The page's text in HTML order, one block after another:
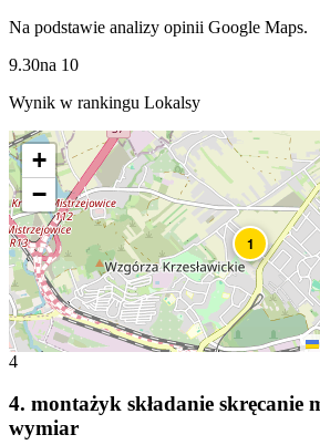
Na podstawie analizy opinii Google Maps.
9.30na 10
Wynik w rankingu Lokalsy
1
+
−
4
4. montażyk składanie skręcanie
wymiar